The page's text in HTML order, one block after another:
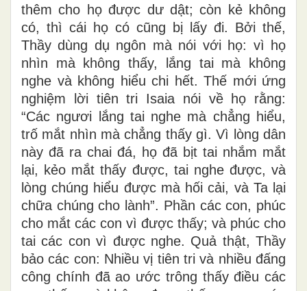
thêm cho họ được dư dật; còn kẻ không
có, thì cái họ có cũng bị lấy đi. Bởi thế,
Thầy dùng dụ ngôn mà nói với họ: vì họ
nhìn mà không thấy, lắng tai mà không
nghe và không hiểu chi hết. Thế mới ứng
nghiệm lời tiên tri Isaia nói về họ rằng:
“Các ngươi lắng tai nghe mà chẳng hiểu,
trố mắt nhìn mà chẳng thấy gì. Vì lòng dân
này đã ra chai đá, họ đã bịt tai nhắm mắt
lại, kẻo mắt thấy được, tai nghe được, và
lòng chúng hiểu được mà hối cải, và Ta lại
chữa chúng cho lành”. Phần các con, phúc
cho mắt các con vì được thấy; và phúc cho
tai các con vì được nghe. Quả thật, Thầy
bảo các con: Nhiều vị tiên tri và nhiều đấng
công chính đã ao ước trông thấy điều các